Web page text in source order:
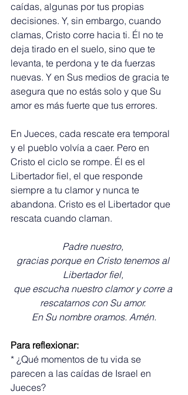
caídas, algunas por tus propias
decisiones. Y, sin embargo, cuando
clamas, Cristo corre hacia ti. Él no te
deja tirado en el suelo, sino que te
levanta, te perdona y te da fuerzas
nuevas. Y en Sus medios de gracia te
asegura que no estás solo y que Su
amor es más fuerte que tus errores.
En Jueces, cada rescate era temporal
y el pueblo volvía a caer. Pero en
Cristo el ciclo se rompe. Él es el
Libertador fiel, el que responde
siempre a tu clamor y nunca te
abandona. Cristo es el Libertador que
rescata cuando claman.
Padre nuestro,
gracias porque en Cristo tenemos al
Libertador fiel,
que escucha nuestro clamor y corre a
rescatarnos con Su amor.
En Su nombre oramos. Amén.
Para reflexionar:
* ¿Qué momentos de tu vida se
parecen a las caídas de Israel en
Jueces?